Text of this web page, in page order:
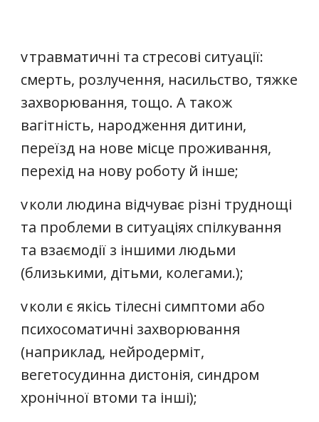
vтравматичні та стресові ситуації:
смерть, розлучення, насильство, тяжке
захворювання, тощо. А також
вагітність, народження дитини,
переїзд на нове місце проживання,
перехід на нову роботу й інше;
vколи людина відчуває різні труднощі
та проблеми в ситуаціях спілкування
та взаємодії з іншими людьми
(близькими, дітьми, колегами.);
vколи є якісь тілесні симптоми або
психосоматичні захворювання
(наприклад, нейродерміт,
вегетосудинна дистонія, синдром
хронічної втоми та інші);